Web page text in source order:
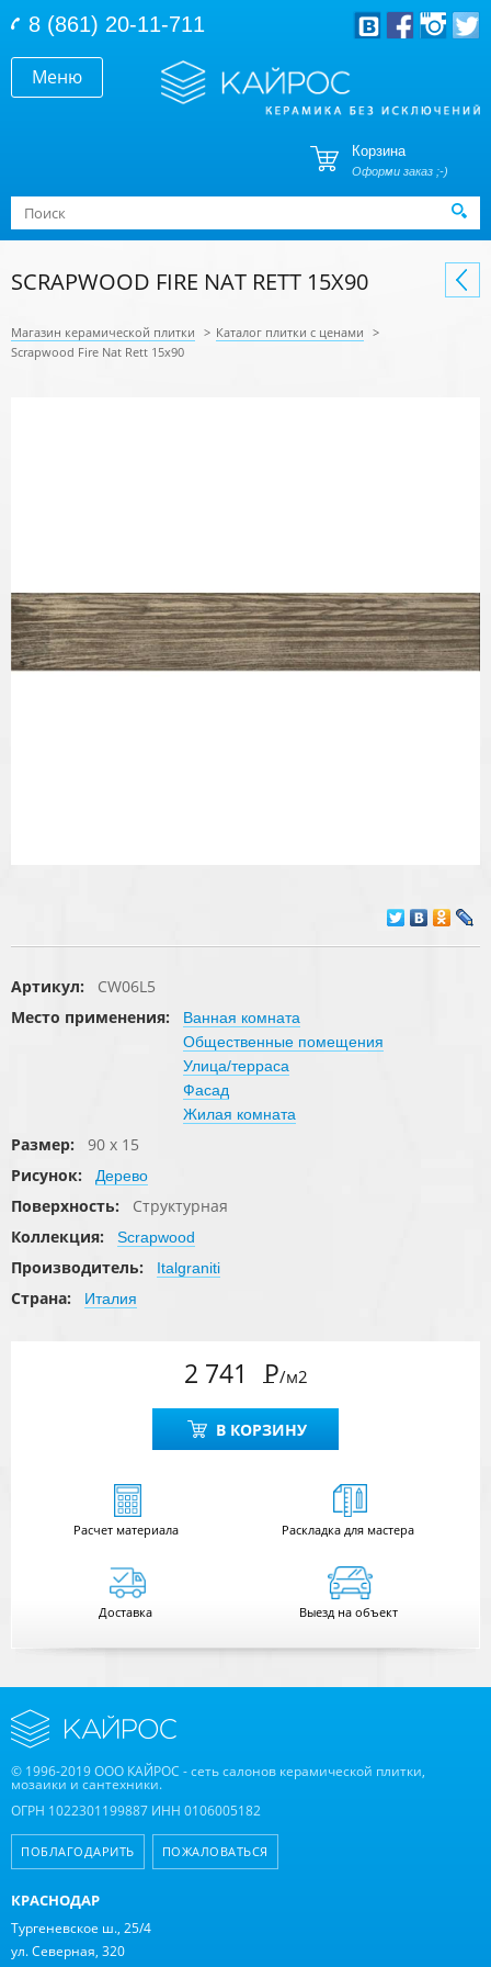
Меню
8 (861) 20-11-711
Корзина
Оформи заказ ;-)
Форма поиска
Поиск
SCRAPWOOD FIRE NAT RETT 15X90
Магазин керамической плитки > Каталог плитки с ценами >
Scrapwood Fire Nat Rett 15x90
Артикул:
CW06L5
Место применения:
Ванная комната
Общественные помещения
Улица/терраса
Фасад
Жилая комната
Размер:
90 x 15
Рисунок:
Дерево
Поверхность:
Структурная
Коллекция:
Scrapwood
Производитель: Italgraniti
Страна: Италия
2 741 Р/м2
В КОРЗИНУ
Расчетматериала Раскладка для мастера
Доставка Выезд на объект
© 1996-2019 ООО КАЙРОС - сеть салонов керамической плитки,
мозаики и сантехники.
ОГРН 1022301199887 ИНН 0106005182
ПОБЛАГОДАРИТЬ ПОЖАЛОВАТЬСЯ
КРАСНОДАР
Тургеневское ш., 25/4
ул. Северная, 320